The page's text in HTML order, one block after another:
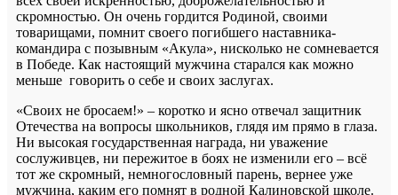
скромностью. Он очень гордится Родиной, своими
товарищами, помнит своего погибшего наставника-
командира с позывным «Акула», нисколько не сомневается
в Победе. Как настоящий мужчина старался как можно
меньше говорить о себе и своих заслугах.
«Своих не бросаем!» – коротко и ясно отвечал защитник
Отечества на вопросы школьников, глядя им прямо в глаза.
Ни высокая государственная награда, ни уважение
сослуживцев, ни пережитое в боях не изменили его – всё
тот же скромный, немногословный парень, вернее уже
мужчина, каким его помнят в родной Калиновской школе.